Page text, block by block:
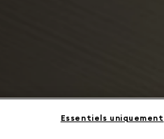
Essentiels uniquement